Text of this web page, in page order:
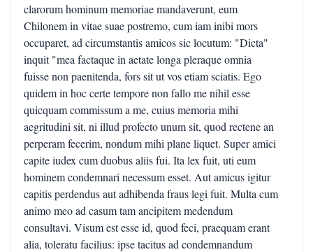
clarorum hominum memoriae mandaverunt, eum
Chilonem in vitae suae postremo, cum iam inibi mors
occuparet, ad circumstantis amicos sic locutum: "Dicta"
inquit "mea factaque in aetate longa pleraque omnia
fuisse non paenitenda, fors sit ut vos etiam sciatis. Ego
quidem in hoc certe tempore non fallo me nihil esse
quicquam commissum a me, cuius memoria mihi
aegritudini sit, ni illud profecto unum sit, quod rectene an
perperam fecerim, nondum mihi plane liquet. Super amici
capite iudex cum duobus aliis fui. Ita lex fuit, uti eum
hominem condemnari necessum esset. Aut amicus igitur
capitis perdendus aut adhibenda fraus legi fuit. Multa cum
animo meo ad casum tam ancipitem medendum
consultavi. Visum est esse id, quod feci, praequam erant
alia, toleratu facilius: ipse tacitus ad condemnandum